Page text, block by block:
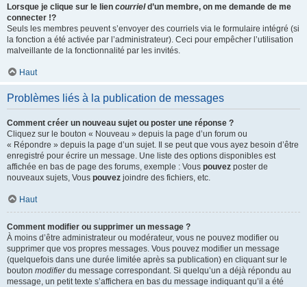
Lorsque je clique sur le lien courrield’un membre, on me demande de me
connecter !?
Seuls les membres peuvent s’envoyer des courriels via le formulaire intégré (si
la fonction a été activée par l’administrateur). Ceci pour empêcher l’utilisation
malveillante de la fonctionnalité par les invités.
Haut
Problèmes liés à la publication de messages
Comment créer un nouveau sujet ou poster une réponse ?
Cliquez sur le bouton « Nouveau » depuis la page d’un forum ou
« Répondre » depuis la page d’un sujet. Il se peut que vous ayez besoin d’être
enregistré pour écrire un message. Une liste des options disponibles est
affichée en bas de page des forums, exemple : Vous pouvez poster de
nouveaux sujets, Vous pouvez joindre des fichiers, etc.
Haut
Comment modifier ou supprimer un message ?
À moins d’être administrateur ou modérateur, vous ne pouvez modifier ou
supprimer que vos propres messages. Vous pouvez modifier un message
(quelquefois dans une durée limitée après sa publication) en cliquant sur le
bouton modifierdu message correspondant. Si quelqu’un a déjà répondu au
message, un petit texte s’affichera en bas du message indiquant qu’il a été